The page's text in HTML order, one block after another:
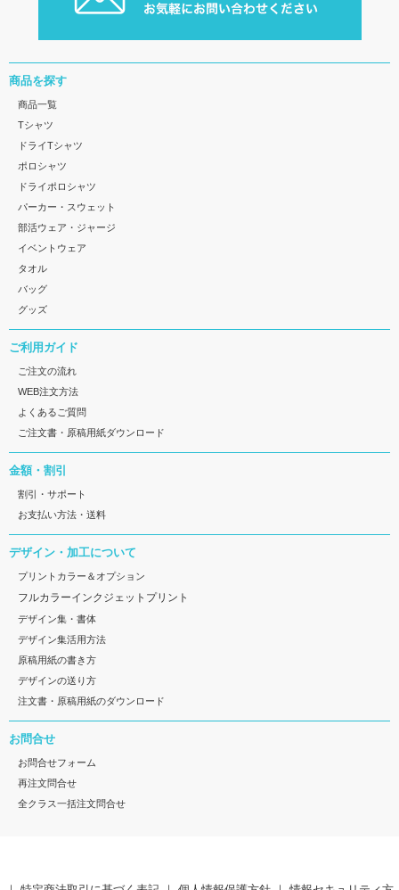
商品を探す
商品一覧
Tシャツ
ドライTシャツ
ポロシャツ
ドライポロシャツ
パーカー・スウェット
部活ウェア・ジャージ
イベントウェア
タオル
バッグ
グッズ
ご利用ガイド
ご注文の流れ
WEB注文方法
よくあるご質問
ご注文書・原稿用紙ダウンロード
金額・割引
割引・サポート
お支払い方法・送料
デザイン・加工について
プリントカラー＆オプション
フルカラーインクジェットプリント
デザイン集・書体
デザイン集活用方法
原稿用紙の書き方
デザインの送り方
注文書・原稿用紙のダウンロード
お問合せ
お問合せフォーム
再注文問合せ
全クラス一括注文問合せ